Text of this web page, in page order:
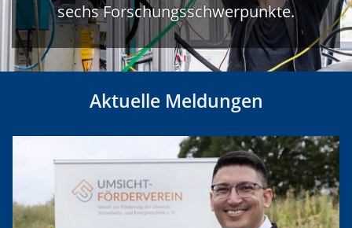
sechs Forschungsschwerpunkte.
Aktuelle Meldungen